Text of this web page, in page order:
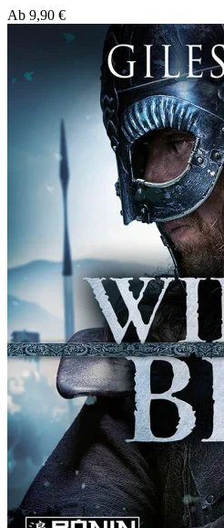
Ab 9,90 €